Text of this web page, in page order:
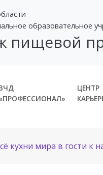
образовательное
пищевой
ЦЕНТР
кухни мира в гости к